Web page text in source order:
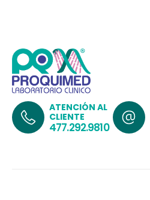
ATENCIÓN AL
CLIENTE
477.292.9810